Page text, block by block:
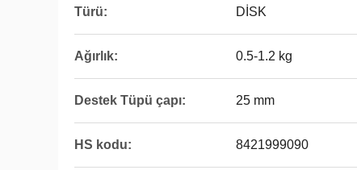
Türü: DİSK
Ağırlık: 0.5-1.2 kg
Destek Tüpü çapı: 25 mm
HS kodu: 8421999090